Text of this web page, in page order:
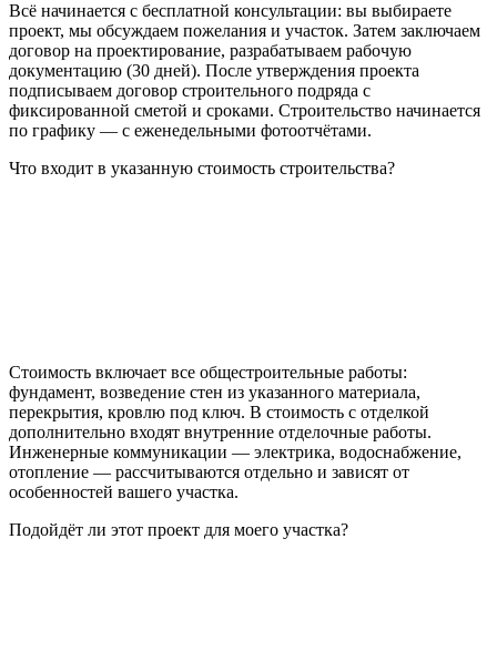
Всё начинается с бесплатной консультации: вы выбираете
проект, мы обсуждаем пожелания и участок. Затем заключаем
договор на проектирование, разрабатываем рабочую
документацию (30 дней). После утверждения проекта
подписываем договор строительного подряда с
фиксированной сметой и сроками. Строительство начинается
по графику — с еженедельными фотоотчётами.
Что входит в указанную стоимость строительства?
Стоимость включает все общестроительные работы:
фундамент, возведение стен из указанного материала,
перекрытия, кровлю под ключ. В стоимость с отделкой
дополнительно входят внутренние отделочные работы.
Инженерные коммуникации — электрика, водоснабжение,
отопление — рассчитываются отдельно и зависят от
особенностей вашего участка.
Подойдёт ли этот проект для моего участка?